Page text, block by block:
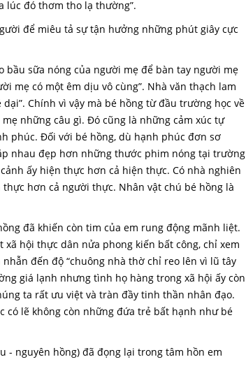
lúc đó thơm tho lạ thường”.
để miêu tả sự tận hưởng những phút giây cực
bầu sữa nóng của người mẹ để bàn tay người mẹ
mẹ có một êm dịu vô cùng”. Nhà văn thạch lam
Chính vì vậy mà bé hồng từ đầu trường học về
những câu gì. Đó cũng là những cảm xúc tự
phúc. Đối với bé hồng, dù hạnh phúc đơn sơ
nhau đẹp hơn những thước phim nóng tại trường
ấy hiện thực hơn cả hiện thực. Có nhà nghiên
hơn cả người thực. Nhân vật chú bé hồng là
đã khiến còn tim của em rung động mãnh liệt.
hội thực dân nửa phong kiến bất công, chỉ xem
đến độ “chuông nhà thờ chỉ reo lên vì lũ tây
giá lạnh nhưng tình họ hàng trong xã hội ấy còn
ta rất ưu việt và tràn đầy tinh thần nhân đạo.
có lẽ không còn những đứa trẻ bất hạnh như bé
- nguyên hồng) đã đọng lại trong tâm hồn em